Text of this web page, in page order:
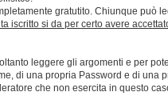
gratutito. Chiunque può
iscritto si da per certo avere
leggere gli argomenti e per
di una propria Password e di
che non esercita in questo